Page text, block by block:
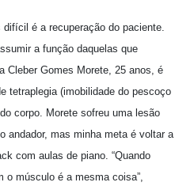
é a recuperação do paciente.
a função daquelas que
Cleber Gomes Morete, 25 anos, é
tetraplegia (imobilidade do pescoço
corpo. Morete sofreu uma lesão
andador, mas minha meta é voltar a
com aulas de piano. “Quando
o músculo é a mesma coisa”,